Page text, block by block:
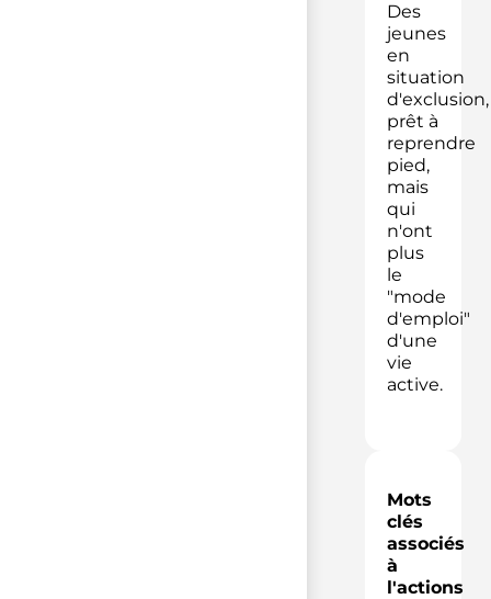
Des
jeunes
en
situation
d'exclusion,
prêt à
reprendre
pied,
mais
qui
n'ont
plus
le
"mode
d'emploi"
d'une
vie
active.
Mots
clés
associés
à
l'actions